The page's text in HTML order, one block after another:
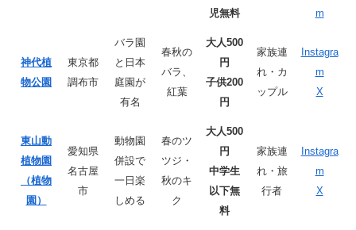
児無料
m
神代植
物公園
東京都
調布市
バラ園
と日本
庭園が
有名
春秋の
バラ、
紅葉
大人500
円
子供200
円
家族連
れ・カ
ップル
Instagra
m
X
東山動
植物園
（植物
園）
愛知県
名古屋
市
動物園
併設で
一日楽
しめる
春のツ
ツジ・
秋のキ
ク
大人500
円
中学生
以下無
料
家族連
れ・旅
行者
Instagra
m
X